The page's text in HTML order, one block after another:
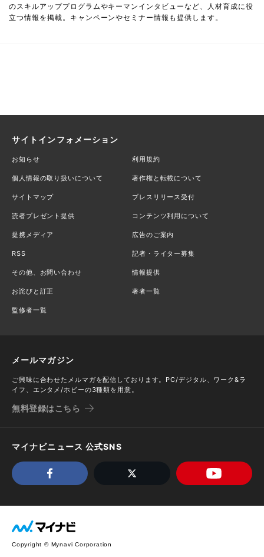
のスキルアッププログラムやキーマンインタビューなど、人材育成に役
立つ情報を掲載。キャンペーンやセミナー情報も提供します。
サイトインフォメーション
お知らせ 利用規約
個人情報の取り扱いについて 著作権と転載について
サイトマップ プレスリリース受付
読者プレゼント提供 コンテンツ利用について
提携メディア 広告のご案内
RSS 記者・ライター募集
その他、お問い合わせ 情報提供
お詫びと訂正 著者一覧
監修者一覧
メールマガジン
ご興味に合わせたメルマガを配信しております。PC/デジタル、ワーク&ラ
イフ、エンタメ/ホビーの3種類を用意。
無料登録はこちら
マイナビニュース 公式SNS
Copyright © Mynavi Corporation